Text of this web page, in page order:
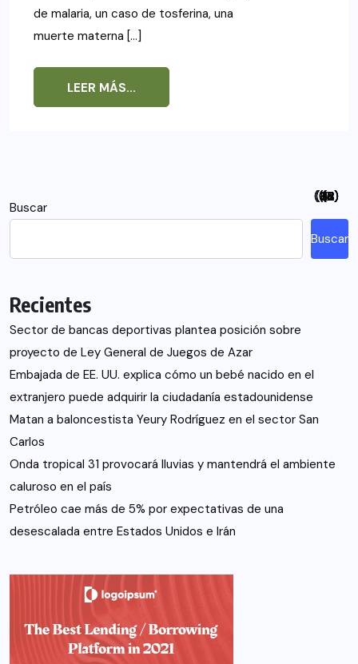
de malaria, un caso de tosferina, una
muerte materna […]
LEER MÁS...
Buscar
Buscar
Recientes
Sector de bancas deportivas plantea posición sobre
proyecto de Ley General de Juegos de Azar
Embajada de EE. UU. explica cómo un bebé nacido en el
extranjero puede adquirir la ciudadanía estadounidense
Matan a baloncestista Yeury Rodríguez en el sector San
Carlos
Onda tropical 31 provocará lluvias y mantendrá el ambiente
caluroso en el país
Petróleo cae más de 5% por expectativas de una
desescalada entre Estados Unidos e Irán
(5)
(26)
(21)
(12)
(7)
(94)
(48)
(115)
(26)
(18)
(2)
(6)